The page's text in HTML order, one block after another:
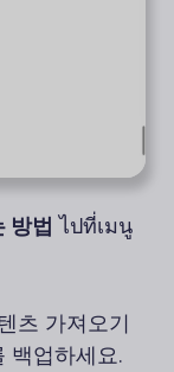
방법 ไปที่เมนู
츠 가져오기
백업하세요.